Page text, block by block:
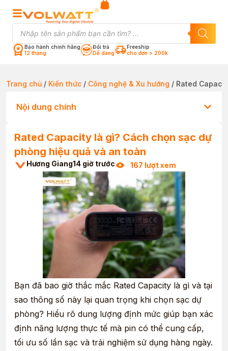
Bảo hành chính hãng
12 tháng
Đổi trả
Dễ dàng
Freeship
cho đơn > 200k
Trang chủ / Kiến thức / Công nghệ & Xu hướng / Rated
Nội dung chính
Rated Capacity là gì? Cách chọn sạc dự
phòng hiệu quả và an toàn
Hương Giang14 giờ trước 167 lượt xem
Bạn đã bao giờ thắc mắc Rated Capacity là gì và tại
sao thông số này lại quan trọng khi chọn sạc dự
phòng? Hiểu rõ dung lượng định mức giúp bạn xác
định năng lượng thực tế mà pin có thể cung cấp,
tối ưu số lần sạc và trải nghiệm sử dụng hàng ngày.